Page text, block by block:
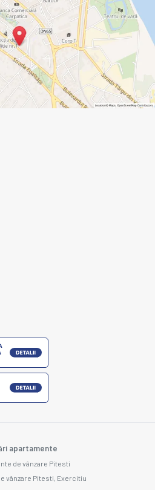
apartamente
de vânzare Pitesti
vânzare Pitesti, Exercitiu